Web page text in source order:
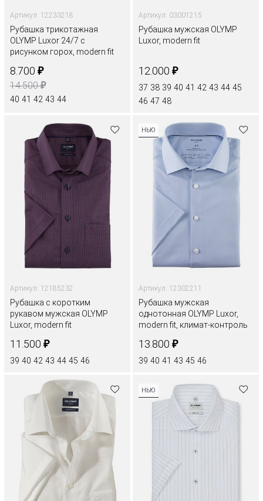
Артикул: 12233218
Рубашка трикотажная
OLYMP Luxor 24/7 с
рисунком горох, modern fit
8.700 ₽
14.500₽
40 41 42 43 44
Артикул: 03001215
Рубашка мужская OLYMP
Luxor, modern fit
12.000 ₽
37 38 39 40 41 42 43 44 45
46 47 48
Артикул: 12185232
Рубашка с коротким
рукавом мужская OLYMP
Luxor, modern fit
11.500 ₽
39 40 42 43 44 45 46
НЬЮ
Артикул: 12302211
Рубашка мужская
однотонная OLYMP Luxor,
modern fit, климат-контроль
13.800 ₽
39 40 41 43 45 46
НЬЮ